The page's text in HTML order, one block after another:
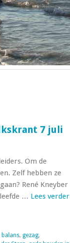
7 juli
Om de
Zelf hebben ze
René Kneyber
… Lees verder
balans, gezag,